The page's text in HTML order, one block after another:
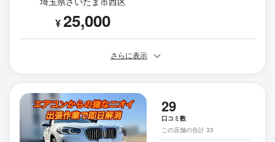
¥25,000
さらに表示
29
口コミ数
この店舗の合計 33